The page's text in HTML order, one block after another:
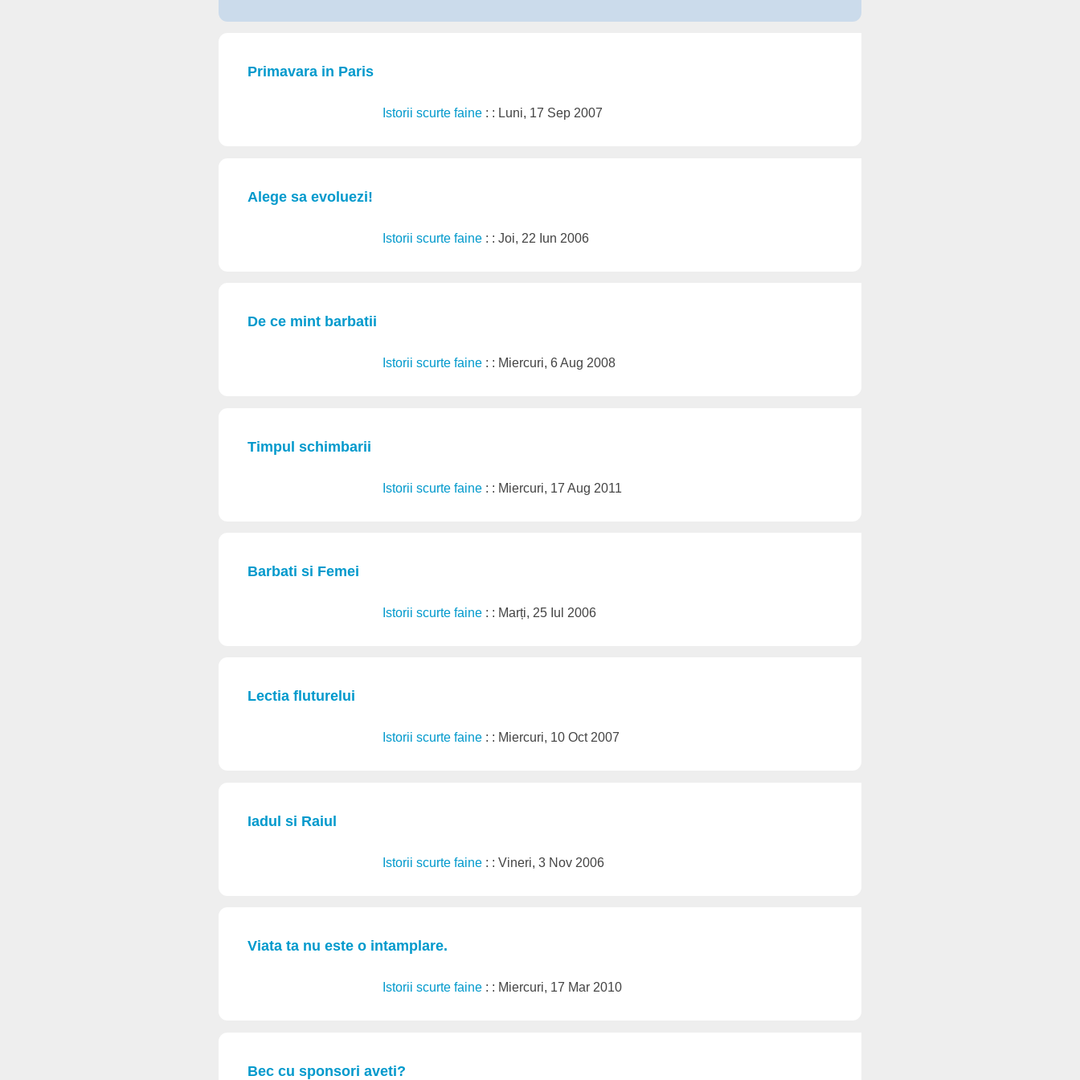
Primavara in Paris
Istorii scurte faine : : Luni, 17 Sep 2007
Alege sa evoluezi!
Istorii scurte faine : : Joi, 22 Iun 2006
De ce mint barbatii
Istorii scurte faine : : Miercuri, 6 Aug 2008
Timpul schimbarii
Istorii scurte faine : : Miercuri, 17 Aug 2011
Barbati si Femei
Istorii scurte faine : : Marți, 25 Iul 2006
Lectia fluturelui
Istorii scurte faine : : Miercuri, 10 Oct 2007
Iadul si Raiul
Istorii scurte faine : : Vineri, 3 Nov 2006
Viata ta nu este o intamplare.
Istorii scurte faine : : Miercuri, 17 Mar 2010
Bec cu sponsori aveti?